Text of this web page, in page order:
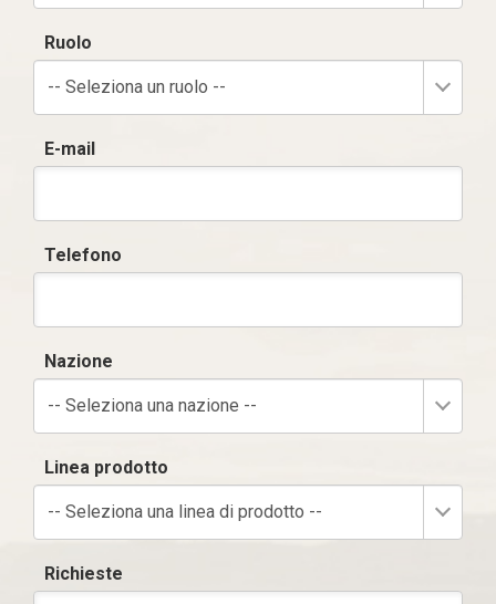
Ruolo
-- Seleziona un ruolo --
E-mail
Telefono
Nazione
-- Seleziona una nazione --
Linea prodotto
-- Seleziona una linea di prodotto --
Richieste